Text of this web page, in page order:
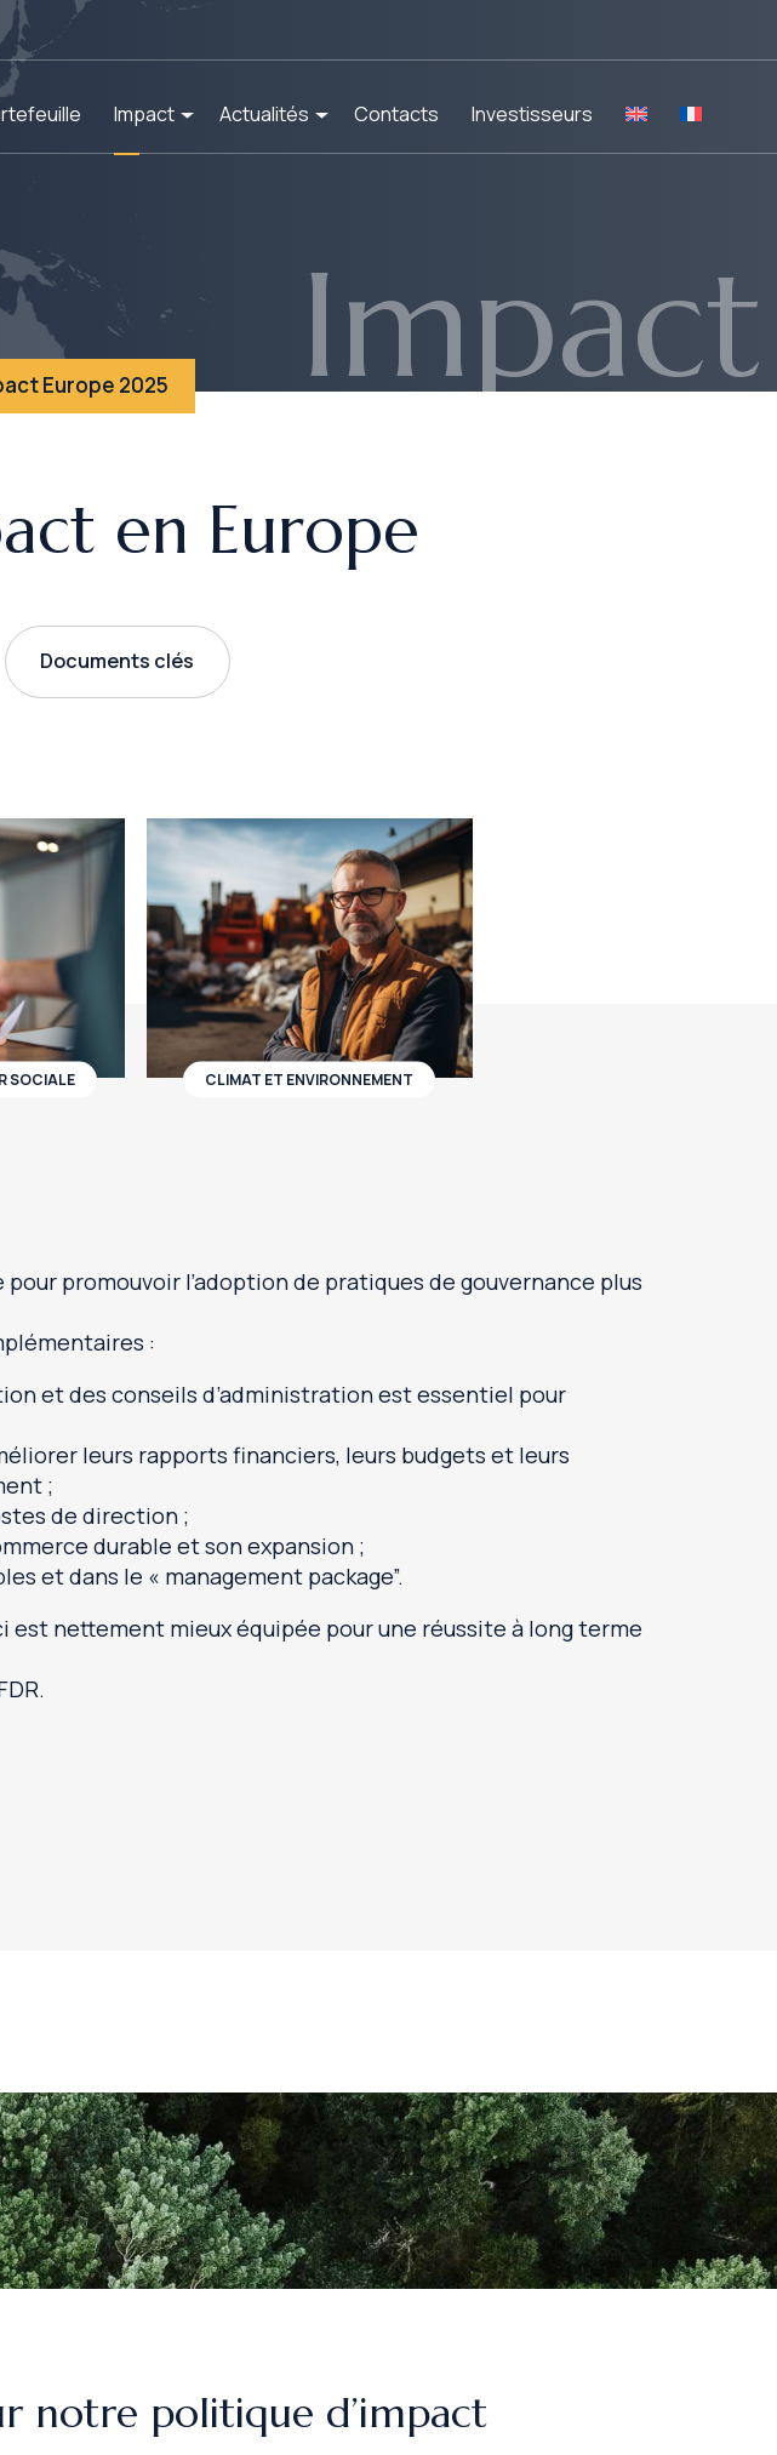
Impact Actualités Contacts Investisseurs
Impact
Europe 2025
en Europe
Documents clés
SOCIALE CLIMAT ET ENVIRONNEMENT
promouvoir l’adoption de pratiques de gouvernance plus
:
et des conseils d’administration est essentiel pour
leurs rapports financiers, leurs budgets et leurs
;
de direction ;
durable et son expansion ;
et dans le « management package”.
est nettement mieux équipée pour une réussite à long terme
notre politique d’impact